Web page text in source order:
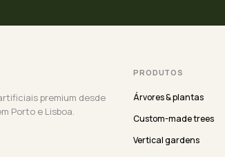
premium desde
Porto e Lisboa.
PRODUTOS
Árvores & plantas
Custom-made trees
Vertical gardens